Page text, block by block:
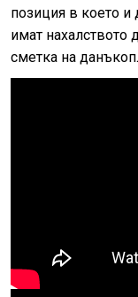
позиция в което
имат нахалството
сметка на